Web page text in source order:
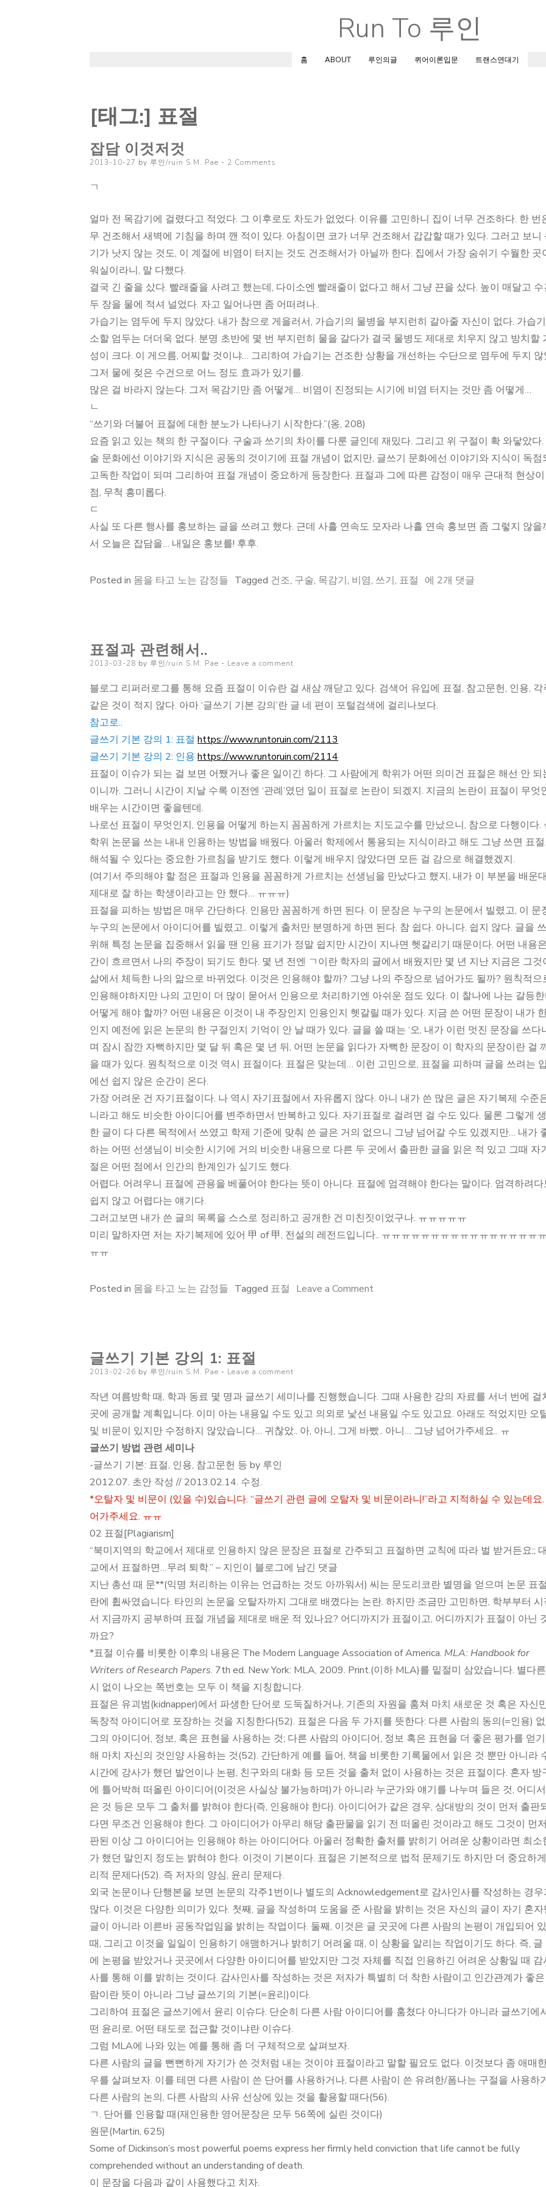
Skip
to
content
Run To 루인
홈 ABOUT 루인의글 퀴어이론입문 트랜스연대기
[태그:] 표절
잡담 이것저것
Posted
2013-10-27 by 루인/ruin S.M. Pae 2 Comments
ㄱ
얼마 전 목감기에 걸렸다고 적었다. 그 이후로도 차도가 없었다. 이유를 고민하니 집이 너무 건조하다. 한 번
무 건조해서 새벽에 기침을 하며 깬 적이 있다. 아침이면 코가 너무 건조해서 갑갑할 때가 있다. 그러고 보니
기가 낫지 않는 것도, 이 계절에 비염이 터지는 것도 건조해서가 아닐까 한다. 집에서 가장 숨쉬기 수월한 곳
워실이라니, 말 다했다.
결국 긴 줄을 샀다. 빨래줄을 사려고 했는데, 다이소엔 빨래줄이 없다고 해서 그냥 끈을 샀다. 높이 매달고 수
두 장을 물에 적셔 널었다. 자고 일어나면 좀 어떠려나..
가습기는 염두에 두지 않았다. 내가 참으로 게을러서, 가습기의 물병을 부지런히 갈아줄 자신이 없다. 가습
소할 엄두는 더더욱 없다. 분명 초반에 몇 번 부지런히 물을 갈다가 결국 물병도 제대로 치우지 않고 방치할
성이 크다. 이 게으름, 어찌할 것이냐… 그리하여 가습기는 건조한 상황을 개선하는 수단으로 염두에 두지 않
그저 물에 젖은 수건으로 어느 정도 효과가 있기를.
많은 걸 바라지 않는다. 그저 목감기만 좀 어떻게… 비염이 진정되는 시기에 비염 터지는 것만 좀 어떻게…
ㄴ
“쓰기와 더불어 표절에 대한 분노가 나타나기 시작한다.”(옹, 208)
요즘 읽고 있는 책의 한 구절이다. 구술과 쓰기의 차이를 다룬 글인데 재밌다. 그리고 위 구절이 확 와닿았다.
술 문화에선 이야기와 지식은 공동의 것이기에 표절 개념이 없지만, 글쓰기 문화에선 이야기와 지식이 독점
고독한 작업이 되며 그리하여 표절 개념이 중요하게 등장한다. 표절과 그에 따른 감정이 매우 근대적 현상
점, 무척 흥미롭다.
ㄷ
사실 또 다른 행사를 홍보하는 글을 쓰려고 했다. 근데 사흘 연속도 모자라 나흘 연속 홍보면 좀 그렇지 않을
서 오늘은 잡담을… 내일은 홍보를! 후후.
Posted in 몸을 타고 노는 감정들 Tagged 건조, 구술, 목감기, 비염, 쓰기, 표절 잡
에 2개 댓글
표절과 관련해서..
Posted
2013-03-28 by 루인/ruin S.M. Pae Leave a comment
블로그 리퍼러로그를 통해 요즘 표절이 이슈란 걸 새삼 깨닫고 있다. 검색어 유입에 표절, 참고문헌, 인용, 각
같은 것이 적지 않다. 아마 ‘글쓰기 기본 강의’란 글 네 편이 포털검색에 걸리나보다.
참고로..
글쓰기 기본 강의 1: 표절 https://www.runtoruin.com/2113
글쓰기 기본 강의 2: 인용 https://www.runtoruin.com/2114
표절이 이슈가 되는 걸 보면 어쨌거나 좋은 일이긴 하다. 그 사람에게 학위가 어떤 의미건 표절은 해선 안 되
이니까. 그러니 시간이 지날 수록 이전엔 ‘관례’였던 일이 표절로 논란이 되겠지. 지금의 논란이 표절이 무엇
배우는 시간이면 좋을텐데.
나로선 표절이 무엇인지, 인용을 어떻게 하는지 꼼꼼하게 가르치는 지도교수를 만났으니, 참으로 다행이다.
학위 논문을 쓰는 내내 인용하는 방법을 배웠다. 아울러 학제에서 통용되는 지식이라고 해도 그냥 쓰면 표
해석될 수 있다는 중요한 가르침을 받기도 했다. 이렇게 배우지 않았다면 모든 걸 감으로 해결했겠지.
(여기서 주의해야 할 점은 표절과 인용을 꼼꼼하게 가르치는 선생님을 만났다고 했지, 내가 이 부분을 배운
제대로 잘 하는 학생이라고는 안 했다… ㅠㅠㅠ)
표절을 피하는 방법은 매우 간단하다. 인용만 꼼꼼하게 하면 된다. 이 문장은 누구의 논문에서 빌렸고, 이 문
누구의 논문에서 아이디어를 빌렸고.. 이렇게 출처만 분명하게 하면 된다. 참 쉽다. 아니다. 쉽지 않다. 글을
위해 특정 논문을 집중해서 읽을 땐 인용 표기가 정말 쉽지만 시간이 지나면 헷갈리기 때문이다. 어떤 내용
간이 흐르면서 나의 주장이 되기도 한다. 몇 년 전엔 ㄱ이란 학자의 글에서 배웠지만 몇 년 지난 지금은 그것
삶에서 체득한 나의 앎으로 바뀌었다. 이것은 인용해야 할까? 그냥 나의 주장으로 넘어가도 될까? 원칙적으
인용해야하지만 나의 고민이 더 많이 묻어서 인용으로 처리하기엔 아쉬운 점도 있다. 이 찰나에 나는 갈등한
어떻게 해야 할까? 어떤 내용은 이것이 내 주장인지 인용인지 헷갈릴 때가 있다. 지금 쓴 어떤 문장이 내가
인지 예전에 읽은 논문의 한 구절인지 기억이 안 날 때가 있다. 글을 쓸 때는 ‘오, 내가 이런 멋진 문장을 쓰다
며 잠시 잠깐 자뻑하지만 몇 달 뒤 혹은 몇 년 뒤, 어떤 논문을 읽다가 자뻑한 문장이 이 학자의 문장이란 걸
을 때가 있다. 원칙적으로 이것 역시 표절이다. 표절은 맞는데… 이런 고민으로, 표절을 피하며 글을 쓰려는
에선 쉽지 않은 순간이 온다.
가장 어려운 건 자기표절이다. 나 역시 자기표절에서 자유롭지 않다. 아니 내가 쓴 많은 글은 자기복제 수준
니라고 해도 비슷한 아이디어를 변주하면서 반복하고 있다. 자기표절로 걸려면 걸 수도 있다. 물론 그렇게
한 글이 다 다른 목적에서 쓰였고 학제 기준에 맞춰 쓴 글은 거의 없으니 그냥 넘어갈 수도 있겠지만… 내가
하는 어떤 선생님이 비슷한 시기에 거의 비슷한 내용으로 다른 두 곳에서 출판한 글을 읽은 적 있고 그때 자
절은 어떤 점에서 인간의 한계인가 싶기도 했다.
어렵다. 어려우니 표절에 관용을 베풀어야 한다는 뜻이 아니다. 표절에 엄격해야 한다는 말이다. 엄격하려다
쉽지 않고 어렵다는 얘기다.
그러고보면 내가 쓴 글의 목록을 스스로 정리하고 공개한 건 미친짓이었구나. ㅠㅠㅠㅠㅠ
미리 말하자면 저는 자기복제에 있어 甲 of甲, 전설의 레전드입니다.. ㅠㅠㅠㅠㅠㅠㅠㅠㅠㅠㅠㅠㅠㅠㅠㅠ
ㅠㅠ
Posted in 몸을 타고 노는 감정들 Tagged 표절 Leave a Commenton
해
서..
글쓰기 기본 강의 1: 표절
Posted
2013-02-26 by 루인/ruin S.M. Pae Leave a comment
작년 여름방학 때, 학과 동료 몇 명과 글쓰기 세미나를 진행했습니다. 그때 사용한 강의 자료를 서너 번에 걸
곳에 공개할 계획입니다. 이미 아는 내용일 수도 있고 의외로 낯선 내용일 수도 있고요. 아래도 적었지만 오
및 비문이 있지만 수정하지 않았습니다… 귀찮았.. 아, 아니, 그게 바빴.. 아니… 그냥 넘어가주세요.. ㅠ
글쓰기 방법 관련 세미나
-글쓰기 기본: 표절, 인용, 참고문헌 등 by 루인
2012.07. 초안 작성 // 2013.02.14. 수정.
*오탈자 및 비문이 (있을 수)있습니다. “글쓰기 관련 글에 오탈자 및 비문이라니!”라고 지적하실 수 있는데요.
어가주세요. ㅠㅠ
02 표절[Plagiarism]
“북미지역의 학교에서 제대로 인용하지 않은 문장은 표절로 간주되고 표절하면 교칙에 따라 벌 받거든요;;
교에서 표절하면…무려 퇴학.” – 지인이 블로그에 남긴 댓글
지난 총선 때 문**(익명 처리하는 이유는 언급하는 것도 아까워서) 씨는 문도리코란 별명을 얻으며 논문 표
란에 휩싸였습니다. 타인의 논문을 오탈자까지 그대로 배꼈다는 논란. 하지만 조금만 고민하면, 학부부터 시
서 지금까지 공부하며 표절 개념을 제대로 배운 적 있나요? 어디까지가 표절이고, 어디까지가 표절이 아닌
까요?
*표절 이슈를 비롯한 이후의 내용은 The Modern Language Association of America. MLA: Handbook for
Writers of Research Papers. 7th ed. New York: MLA, 2009. Print.(이하 MLA)를 밑절미 삼았습니다. 별다
시 없이 나오는 쪽번호는 모두 이 책을 지칭합니다.
표절은 유괴범(kidnapper)에서 파생한 단어로 도둑질하거나, 기존의 자원을 훔쳐 마치 새로운 것 혹은 자신
독창적 아이디어로 포장하는 것을 지칭한다(52). 표절은 다음 두 가지를 뜻한다: 다른 사람의 동의(=인용)
그의 아이디어, 정보, 혹은 표현을 사용하는 것; 다른 사람의 아이디어, 정보 혹은 표현을 더 좋은 평가를 얻
해 마치 자신의 것인양 사용하는 것(52). 간단하게 예를 들어, 책을 비롯한 기록물에서 읽은 것 뿐만 아니라
시간에 강사가 했던 발언이나 논평, 친구와의 대화 등 모든 것을 출처 없이 사용하는 것은 표절이다. 혼자 방
에 틀어박혀 떠올린 아이디어(이것은 사실상 불가능하며)가 아니라 누군가와 얘기를 나누며 들은 것, 어디
은 것 등은 모두 그 출처를 밝혀야 한다(즉, 인용해야 한다). 아이디어가 같은 경우, 상대방의 것이 먼저 출판
다면 무조건 인용해야 한다. 그 아이디어가 아무리 해당 출판물을 읽기 전 떠올린 것이라고 해도 그것이 먼
판된 이상 그 아이디어는 인용해야 하는 아이디어다. 아울러 정확한 출처를 밝히기 어려운 상황이라면 최소
가 했던 말인지 정도는 밝혀야 한다. 이것이 기본이다. 표절은 기본적으로 법적 문제기도 하지만 더 중요하
리적 문제다(52). 즉 저자의 양심, 윤리 문제다.
외국 논문이나 단행본을 보면 논문의 각주1번이나 별도의 Acknowledgement로 감사인사를 작성하는 경우
많다. 이것은 다양한 의미가 있다. 첫째, 글을 작성하며 도움을 준 사람을 밝히는 것은 자신의 글이 자기 혼자
글이 아니라 이른바 공동작업임을 밝히는 작업이다. 둘째, 이것은 글 곳곳에 다른 사람의 논평이 개입되어
때, 그리고 이것을 일일이 인용하기 애맴하거나 밝히기 어려울 때, 이 상황을 알리는 작업이기도 하다. 즉, 글
에 논평을 받았거나 곳곳에서 다양한 아이디어를 받았지만 그것 자체를 직접 인용하긴 어려운 상황일 때 감
사를 통해 이를 밝히는 것이다. 감사인사를 작성하는 것은 저자가 특별히 더 착한 사람이고 인간관계가 좋
람이란 뜻이 아니라 그냥 글쓰기의 기본(=윤리)이다.
그리하여 표절은 글쓰기에서 윤리 이슈다. 단순히 다른 사람 아이디어를 훔쳤다 아니다가 아니라 글쓰기에
떤 윤리로, 어떤 태도로 접근할 것이냐란 이슈다.
그럼 MLA에 나와 있는 예를 통해 좀 더 구체적으로 살펴보자.
다른 사람의 글을 뻔뻔하게 자기가 쓴 것처럼 내는 것이야 표절이라고 말할 필요도 없다. 이것보다 좀 애매
우를 살펴보자. 이를 테면 다른 사람이 쓴 단어를 사용하거나, 다른 사람이 쓴 유려한/폼나는 구절을 사용하
다른 사람의 논의, 다른 사람의 사유 선상에 있는 것을 활용할 때다(56).
ㄱ. 단어를 인용할 때(재인용한 영어문장은 모두 56쪽에 실린 것이다)
원문(Martin, 625)
Some of Dickinson’s most powerful poems express her firmly held conviction that life cannot be fully
comprehended without an understanding of death.
이 문장을 다음과 같이 사용했다고 치자.